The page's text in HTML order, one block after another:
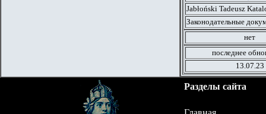
Jabłoński Tadeusz
Законодательные
нет
последнее
13.07.23
Разделы сайта